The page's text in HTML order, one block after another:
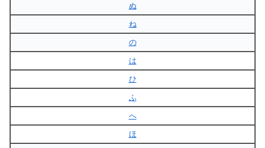
ぬ
ね
の
は
ひ
ふ
へ
ほ